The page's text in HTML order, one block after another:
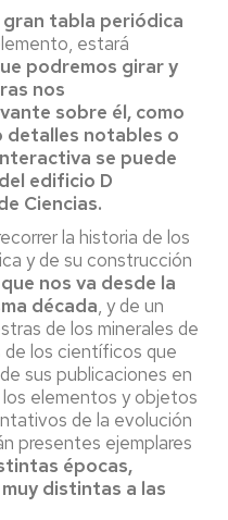
gran tabla periódica
estará
podremos girar y
nos
sobre él, como
detalles notables o
se puede
edificio D
Ciencias.
la historia de los
y de su construcción
nos va desde la
década, y de un
de los minerales de
los científicos que
sus publicaciones en
elementos y objetos
de la evolución
presentes ejemplares
épocas,
distintas a las